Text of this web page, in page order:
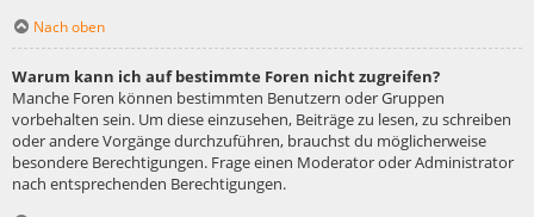
Nach oben
Warum kann ich auf bestimmte Foren nicht zugreifen?
Manche Foren können bestimmten Benutzern oder Gruppen
vorbehalten sein. Um diese einzusehen, Beiträge zu lesen, zu schreiben
oder andere Vorgänge durchzuführen, brauchst du möglicherweise
besondere Berechtigungen. Frage einen Moderator oder Administrator
nach entsprechenden Berechtigungen.